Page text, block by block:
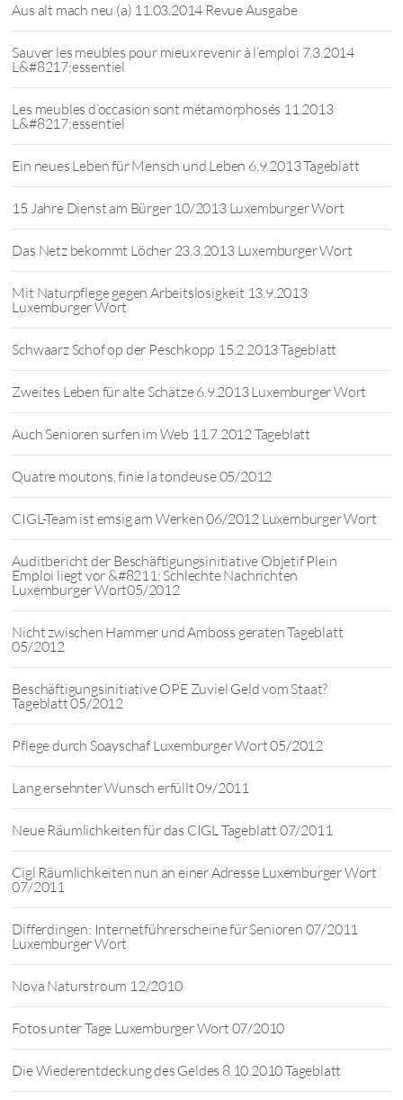
Aus alt mach neu (a) 11.03.2014 Revue Ausgabe
Sauver les meubles pour mieux revenir à l’emploi 7.3.2014
L&#8217;essentiel
Les meubles d’occasion sont métamorphosés 11.2013
L&#8217;essentiel
Ein neues Leben für Mensch und Leben 6.9.2013 Tageblatt
15 Jahre Dienst am Bürger 10/2013 Luxemburger Wort
Das Netz bekommt Löcher 23.3.2013 Luxemburger Wort
Mit Naturpflege gegen Arbeitslosigkeit 13.9.2013
Luxemburger Wort
Schwaarz Schof op der Peschkopp 15.2.2013 Tageblatt
Zweites Leben für alte Schätze 6.9.2013 Luxemburger Wort
Auch Senioren surfen im Web 11.7.2012 Tageblatt
Quatre moutons, finie la tondeuse 05/2012
CIGL-Team ist emsig am Werken 06/2012 Luxemburger Wort
Auditbericht der Beschäftigungsinitiative Objetif Plein
Emploi liegt vor &#8211; Schlechte Nachrichten
Luxemburger Wort05/2012
Nicht zwischen Hammer und Amboss geraten Tageblatt
05/2012
Beschäftigungsinitiative OPE Zuviel Geld vom Staat?
Tageblatt 05/2012
Pflege durch Soayschaf Luxemburger Wort 05/2012
Lang ersehnter Wunsch erfüllt 09/2011
Neue Räumlichkeiten für das CIGL Tageblatt 07/2011
Cigl Räumlichkeiten nun an einer Adresse Luxemburger Wort
07/2011
Differdingen: Internetführerscheine für Senioren 07/2011
Luxemburger Wort
Nova Naturstroum 12/2010
Fotos unter Tage Luxemburger Wort 07/2010
Die Wiederentdeckung des Geldes 8.10.2010 Tageblatt